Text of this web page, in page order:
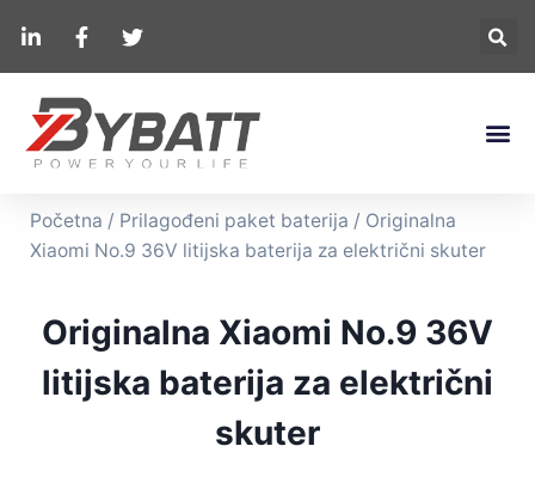
Početna / Prilagođeni paket baterija / Originalna
Xiaomi No.9 36V litijska baterija za električni skuter
Originalna Xiaomi No.9 36V
litijska baterija za električni
skuter